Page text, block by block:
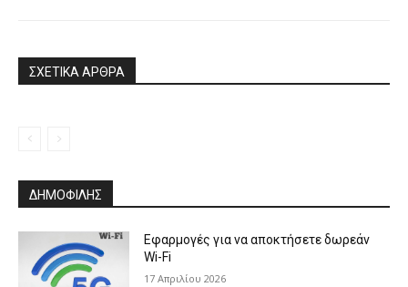
ΣΧΕΤΙΚΑ ΑΡΘΡΑ
ΔΗΜΟΦΙΛΗΣ
Εφαρμογές για να αποκτήσετε δωρεάν
Wi-Fi
17 Απριλίου 2026